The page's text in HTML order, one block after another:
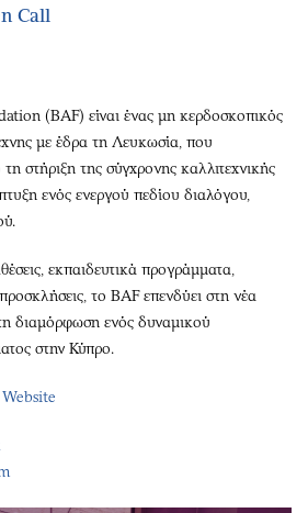
Call
(BAF) είναι ένας μη κερδοσκοπικός
με έδρα τη Λευκωσία, που
στήριξη της σύγχρονης καλλιτεχνικής
ενός ενεργού πεδίου διαλόγου,
εκπαιδευτικά προγράμματα,
το BAF επενδύει στη νέα
διαμόρφωση ενός δυναμικού
στην Κύπρο.